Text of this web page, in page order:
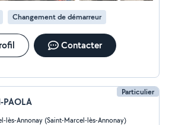
Changement de démarreur
Contacter
Particulier
PAOLA
lès-Annonay (Saint-Marcel-lès-Annonay)